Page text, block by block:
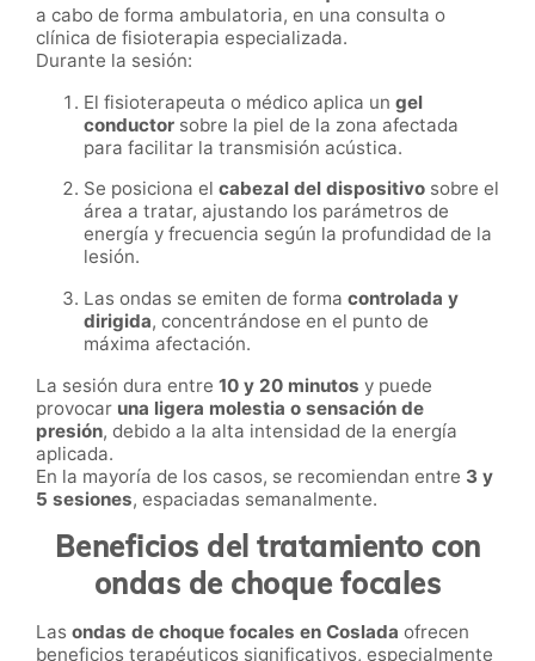
a cabo de forma ambulatoria, en una consulta o
clínica de fisioterapia especializada.
Durante la sesión:
El fisioterapeuta o médico aplica un gel
conductor sobre la piel de la zona afectada
para facilitar la transmisión acústica.
Se posiciona el cabezal del dispositivo sobre el
área a tratar, ajustando los parámetros de
energía y frecuencia según la profundidad de la
lesión.
Las ondas se emiten de forma controlada y
dirigida, concentrándose en el punto de
máxima afectación.
La sesión dura entre 10 y 20 minutos y puede
provocar una ligera molestia o sensación de
presión, debido a la alta intensidad de la energía
aplicada.
En la mayoría de los casos, se recomiendan entre 3 y
5 sesiones, espaciadas semanalmente.
Beneficios del tratamiento con
ondas de choque focales
Las ondas de choque focales en Coslada ofrecen
beneficios terapéuticos significativos, especialmente